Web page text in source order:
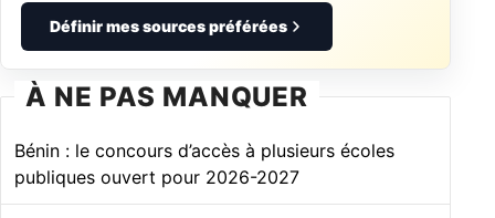
Définir mes sources préférées
À NE PAS MANQUER
Bénin : le concours d’accès à plusieurs écoles
publiques ouvert pour 2026-2027